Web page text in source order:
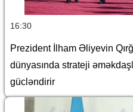
16:30
Prezident İlham Əliyevin
dünyasında strateji
gücləndirir